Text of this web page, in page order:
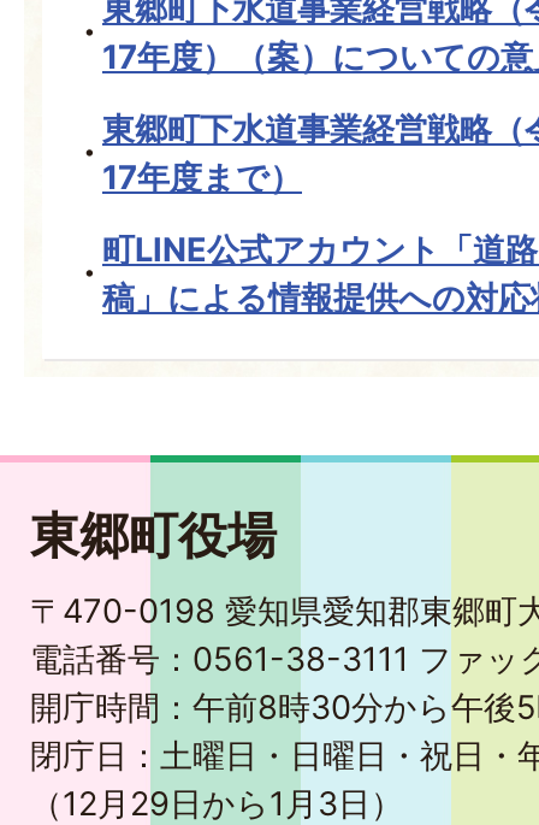
東郷町下水道事業経営戦略
17年度）（案）についての
東郷町下水道事業経営戦略
17年度まで）
町LINE公式アカウント「道
稿」による情報提供への対応
東郷町役場
〒470-0198 愛知県愛知郡東郷町
電話番号：0561-38-3111 ファ
開庁時間：午前8時30分から午後
閉庁日：土曜日・日曜日・祝日・
（12月29日から1月3日）